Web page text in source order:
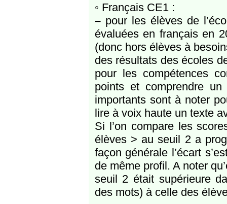
◦ Français CE1 :
–pour les élèves de
évaluées en français en
(donc hors élèves à
des résultats des écoles
pour les compétences
points et comprendre
importants sont à noter
lire à voix haute un texte
Si l’on compare les
élèves > au seuil 2 a
façon générale l’écart
de même profil. A noter
seuil 2 était supérieure
des mots) à celle des